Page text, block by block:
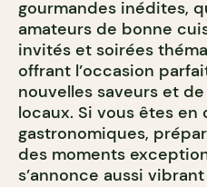
gourmandes inédites,
amateurs de bonne
invités et soirées
offrant l’occasion
nouvelles saveurs et
locaux. Si vous êtes en
gastronomiques,
des moments
s’annonce aussi